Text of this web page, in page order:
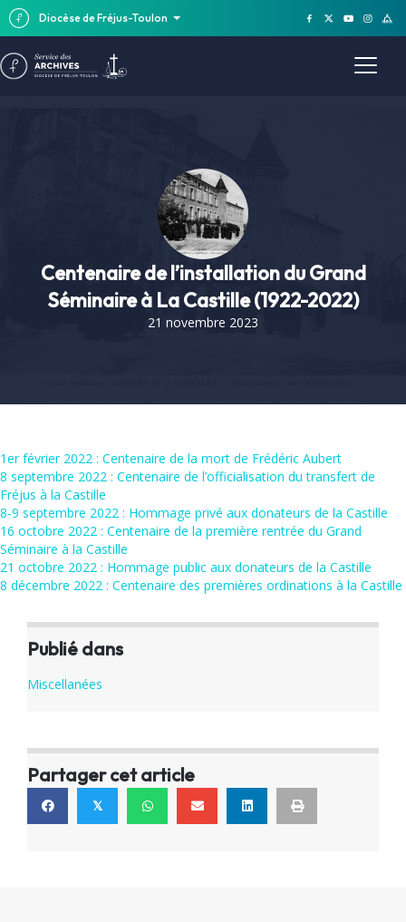
Diocèse de Fréjus-Toulon
Centenaire de l’installation du Grand
Séminaire à La Castille (1922-2022)
21 novembre 2023
1er février 2022 : Centenaire de la mort de Frédéric Aubert
8 septembre 2022 : Centenaire de l’officialisation du transfert de
Fréjus à la Castille
8-9 septembre 2022 : Hommage privé aux donateurs de la Castille
16 octobre 2022 : Centenaire de la première rentrée du Grand
Séminaire à la Castille
21 octobre 2022 : Hommage public aux donateurs de la Castille
8 décembre 2022 : Centenaire des premières ordinations à la Castille
Publié dans
Miscellanées
Partager cet article
𝕏